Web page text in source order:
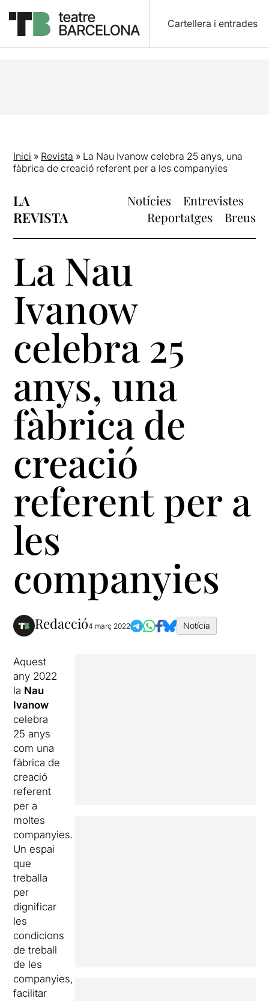
Cartellera i entrades
Inici » Revista » La Nau Ivanow celebra 25 anys, una
fàbrica de creació referent per a les companyies
LA
REVISTA
Notícies
Entrevistes
Reportatges
Breus
La Nau
Ivanow
celebra 25
anys, una
fàbrica de
creació
referent per a
les
companyies
Redacció4 març 2022 Notícia
Aquest
any 2022
la Nau
Ivanow
celebra
25 anys
com una
fàbrica de
creació
referent
per a
moltes
companyies.
Un espai
que
treballa
per
dignificar
les
condicions
de treball
de les
companyies,
facilitar